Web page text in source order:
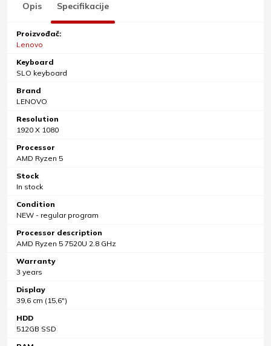
Opis Specifikacije
Proizvođač:
Lenovo
Keyboard
SLO keyboard
Brand
LENOVO
Resolution
1920 X 1080
Processor
AMD Ryzen 5
Stock
In stock
Condition
NEW - regular program
Processor description
AMD Ryzen 5 7520U 2.8 GHz
Warranty
3 years
Display
39,6 cm (15,6")
HDD
512GB SSD